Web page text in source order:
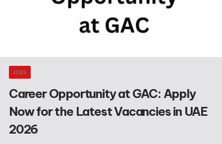
JOBS
Career Opportunity at GAC: Apply
Now for the Latest Vacancies in UAE
2026